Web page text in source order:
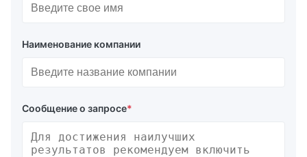
Наименование компании
Сообщение о запросе*